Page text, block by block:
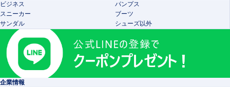
ビジネス
パンプス
スニーカー
ブーツ
サンダル
シューズ以外
企業情報